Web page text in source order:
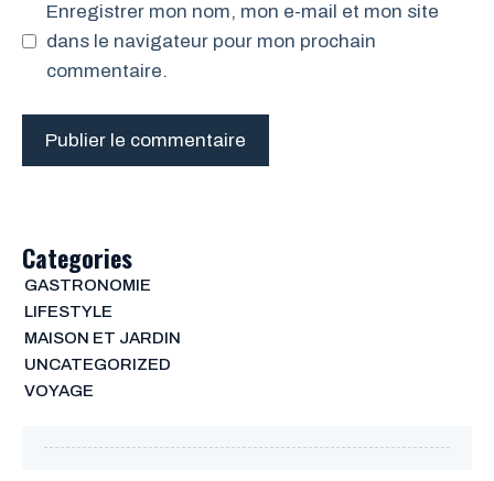
Enregistrer mon nom, mon e-mail et mon site
dans le navigateur pour mon prochain
commentaire.
Categories
GASTRONOMIE
LIFESTYLE
MAISON ET JARDIN
UNCATEGORIZED
VOYAGE